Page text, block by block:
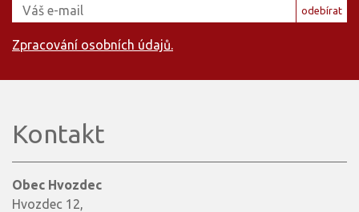
odebírat
Zpracování osobních údajů.
Kontakt
Obec Hvozdec
Hvozdec 12,